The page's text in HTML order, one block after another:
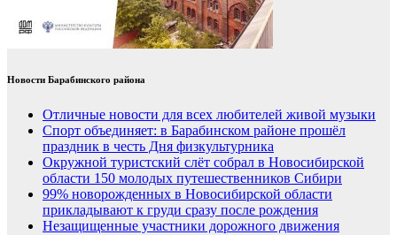
Новости Барабинского района
Отличные новости для всех любителей живой музыки
Спорт объединяет: в Барабинском районе прошёл
праздник в честь Дня физкультурника
Окружной туристский слёт собрал в Новосибирской
области 150 молодых путешественников Сибири
99% новорожденных в Новосибирской области
прикладывают к груди сразу после рождения
Незащищенные участники дорожного движения